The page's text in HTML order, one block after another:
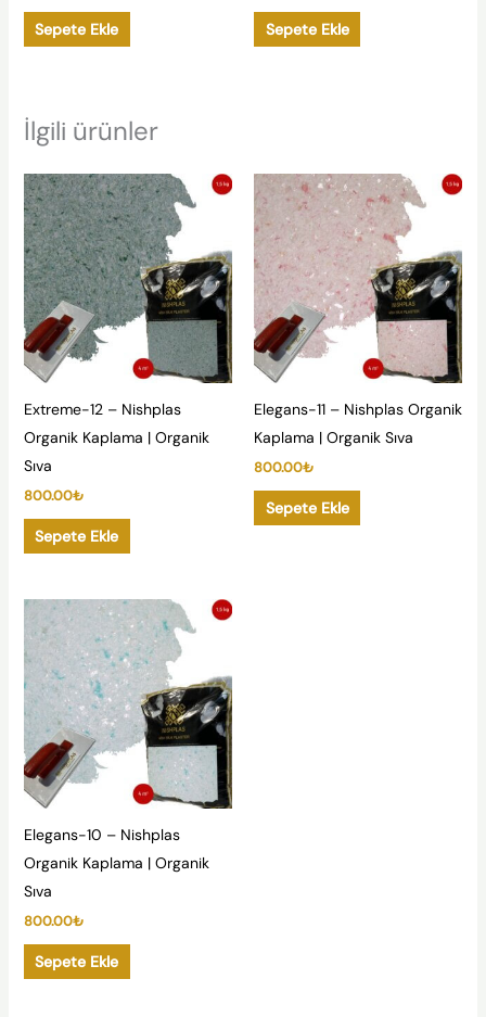
Sepete Ekle Sepete Ekle
İlgili ürünler
Extreme-12 – Nishplas
Organik Kaplama | Organik
Sıva
800.00₺
Sepete Ekle
Elegans-11 – Nishplas Organik
Kaplama | Organik Sıva
800.00₺
Sepete Ekle
Elegans-10 – Nishplas
Organik Kaplama | Organik
Sıva
800.00₺
Sepete Ekle